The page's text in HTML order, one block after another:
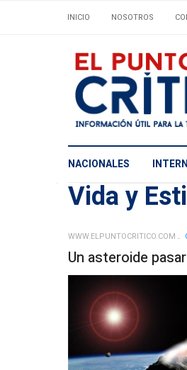
INICIO NOSOTROS
NACIONALES
Vida y
WWW.ELPUNTOCRITICO.COM
Un asteroide